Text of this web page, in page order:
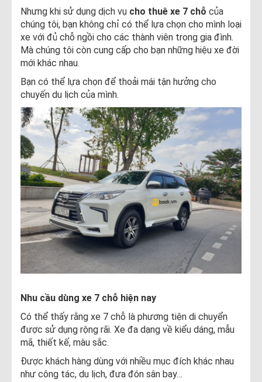
Nhưng khi sử dụng dịch vụ cho thuê xe 7 chỗ của
chúng tôi, bạn không chỉ có thể lựa chọn cho mình loại
xe với đủ chỗ ngồi cho các thành viên trong gia đình.
Mà chúng tôi còn cung cấp cho bạn những hiệu xe đời
mới khác nhau.
Bạn có thể lựa chọn để thoải mái tận hưởng cho
chuyến du lịch của mình.
Nhu cầu dùng xe 7 chỗ hiện nay
Có thể thấy rằng xe 7 chỗ là phương tiện di chuyển
được sử dụng rộng rãi. Xe đa dạng về kiểu dáng, mẫu
mã, thiết kế, màu sắc.
Được khách hàng dùng với nhiều mục đích khác nhau
như công tác, du lịch, đưa đón sân bay…